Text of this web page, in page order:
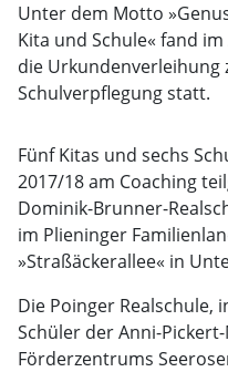
Unter dem Motto
Kita und Schule« fand
die Urkundenverleihung
Schulverpflegung statt.
Fünf Kitas und sechs
2017/18 am Coaching
Dominik-Brunner-
im Plieninger
»Straßäckerallee« in
Die Poinger Realschule,
Schüler der Anni-
Förderzentrums